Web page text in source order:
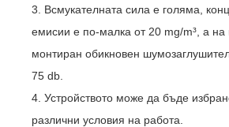
3. Всмукателната сила е голяма,
емисии е по-малка от 20 mg/m³, а на
монтиран обикновен
75 db.
4. Устройството може да бъде
различни условия на работа.